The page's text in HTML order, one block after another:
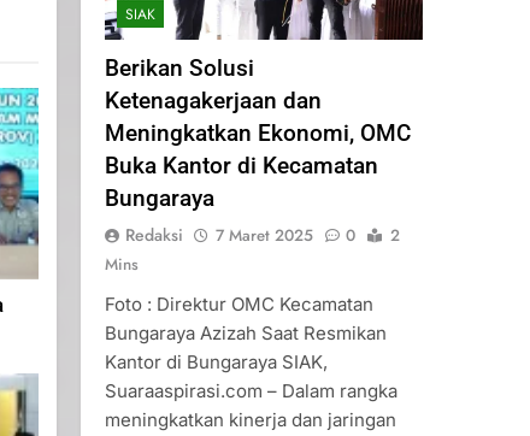
SIAK
Berikan Solusi
Ketenagakerjaan dan
Meningkatkan Ekonomi, OMC
Buka Kantor di Kecamatan
Bungaraya
Redaksi 7 Maret 2025 0
2
Mins
Foto : Direktur OMC Kecamatan
Bungaraya Azizah Saat Resmikan
Kantor di Bungaraya SIAK,
Suaraaspirasi.com – Dalam rangka
meningkatkan kinerja dan jaringan